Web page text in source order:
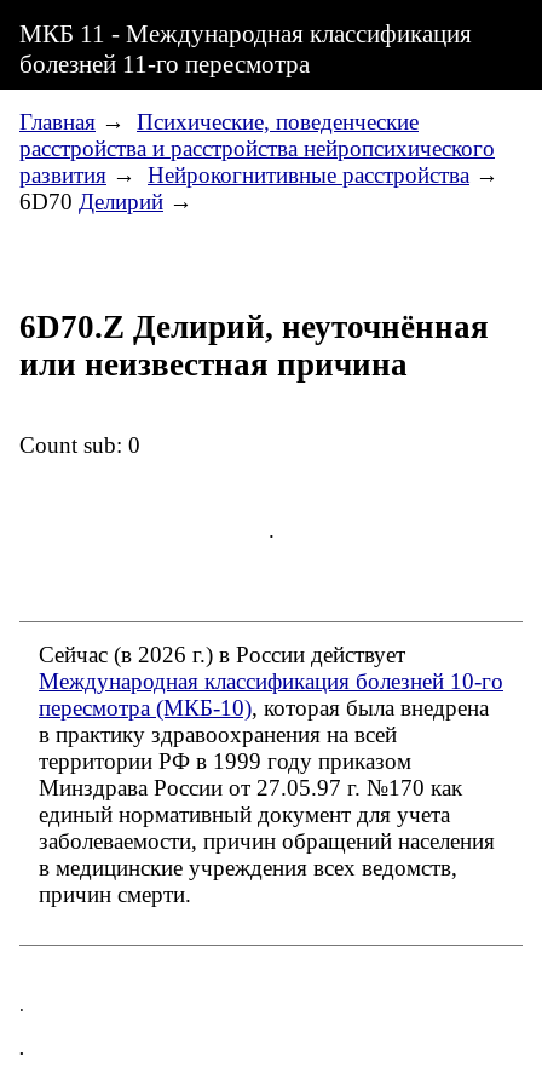
МКБ 11 - Международная классификация
болезней 11-го пересмотра
Главная → Психические, поведенческие
расстройства и расстройства нейропсихического
развития → Нейрокогнитивные расстройства →
6D70 Делирий →
6D70.Z Делирий, неуточнённая
или неизвестная причина
Count sub: 0
.
Сейчас (в 2026 г.) в России действует
Международная классификация болезней 10-го
пересмотра (МКБ-10), которая была внедрена
в практику здравоохранения на всей
территории РФ в 1999 году приказом
Минздрава России от 27.05.97 г. №170 как
единый нормативный документ для учета
заболеваемости, причин обращений населения
в медицинские учреждения всех ведомств,
причин смерти.
.
.